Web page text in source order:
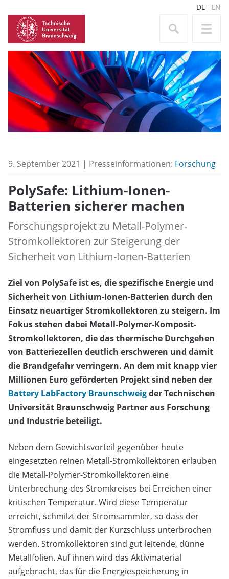
DE EN
9. September 2021 | Presseinformationen: Forschung
PolySafe: Lithium-Ionen-
Batterien sicherer machen
Forschungsprojekt zu Metall-Polymer-
Stromkollektoren zur Steigerung der
Sicherheit von Lithium-Ionen-Batterien
Ziel von PolySafe ist es, die spezifische Energie und
Sicherheit von Lithium-Ionen-Batterien durch den
Einsatz neuartiger Stromkollektoren zu steigern. Im
Fokus stehen dabei Metall-Polymer-Komposit-
Stromkollektoren, die das thermische Durchgehen
von Batteriezellen deutlich erschweren und damit
die Brandgefahr verringern. An dem mit knapp vier
Millionen Euro geförderten Projekt sind neben der
Battery LabFactory Braunschweigder Technischen
Universität Braunschweig Partner aus Forschung
und Industrie beteiligt.
Neben dem Gewichtsvorteil gegenüber heute
eingesetzten reinen Metall-Stromkollektoren erlauben
die Metall-Polymer-Stromkollektoren eine
Unterbrechung des Stromkreises bei Erreichen einer
kritischen Temperatur. Wird diese Temperatur
erreicht, schmilzt der Stromsammler, so dass der
Stromfluss und damit der Kurzschluss unterbrochen
werden. Stromkollektoren sind gut leitende, dünne
Metallfolien. Auf ihnen wird das Aktivmaterial
aufgebracht, das für die Energiespeicherung in